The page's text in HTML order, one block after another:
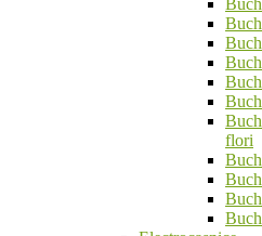
flori